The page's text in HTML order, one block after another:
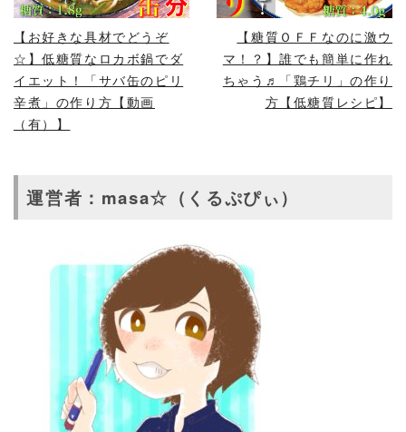
【お好きな具材でどうぞ
☆】低糖質なロカボ鍋でダ
イエット！「サバ缶のピリ
辛煮」の作り方【動画
（有）】
【糖質ＯＦＦなのに激ウ
マ！？】誰でも簡単に作れ
ちゃう♬「鶏チリ」の作り
方【低糖質レシピ】
運営者：masa☆（くるぷぴぃ）